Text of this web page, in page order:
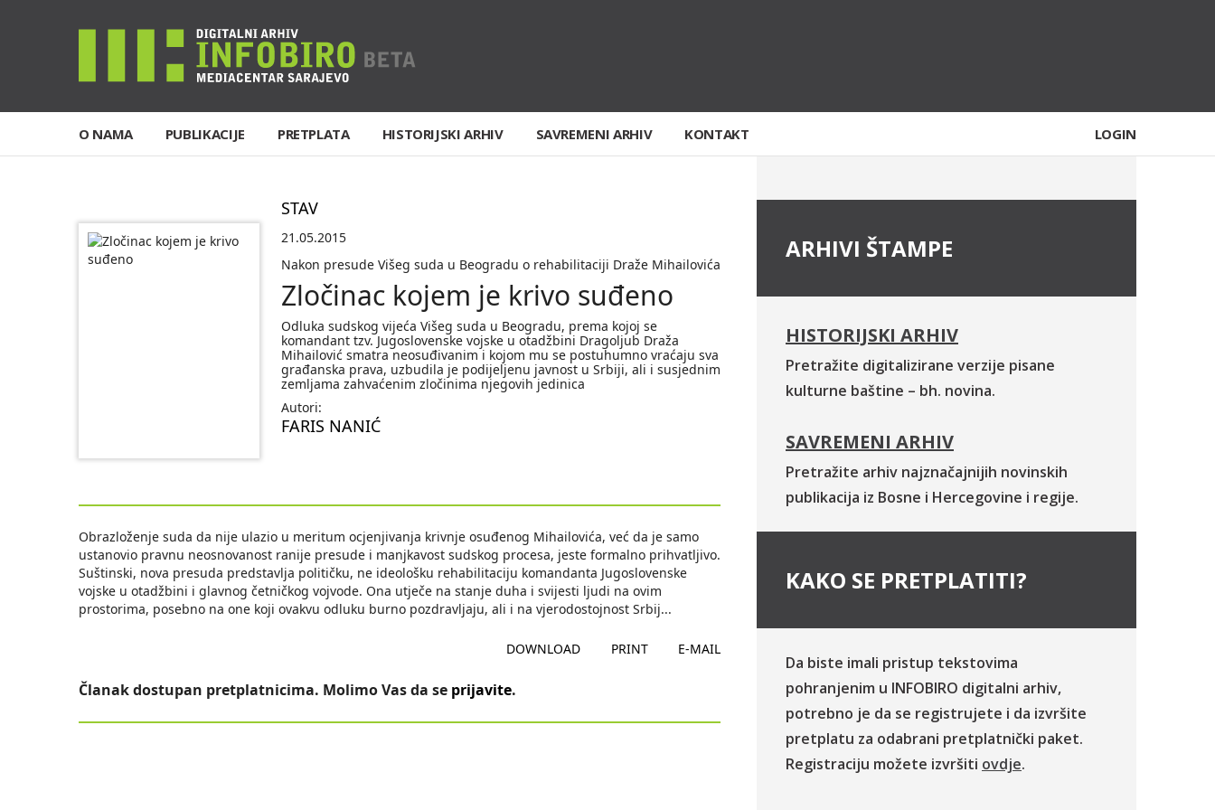
O NAMA PUBLIKACIJE PRETPLATA HISTORIJSKI ARHIV SAVREMENI ARHIV KONTAKT LOGIN
STAV
21.05.2015
Nakon presude Višeg suda u Beogradu o rehabilitaciji Draže Mihailovića
Zločinac kojem je krivo suđeno
Odluka sudskog vijeća Višeg suda u Beogradu, prema kojoj se
komandant tzv. Jugoslovenske vojske u otadžbini Dragoljub Draža
Mihailović smatra neosuđivanim i kojom mu se postuhumno vraćaju sva
građanska prava, uzbudila je podijeljenu javnost u Srbiji, ali i susjednim
zemljama zahvaćenim zločinima njegovih jedinica
Autori:
FARIS NANIĆ
Obrazloženje suda da nije ulazio u meritum ocjenjivanja krivnje osuđenog Mihailovića, već da je samo
ustanovio pravnu neosnovanost ranije presude i manjkavost sudskog procesa, jeste formalno prihvatljivo.
Suštinski, nova presuda predstavlja političku, ne ideološku rehabilitaciju komandanta Jugoslovenske
vojske u otadžbini i glavnog četničkog vojvode. Ona utječe na stanje duha i svijesti ljudi na ovim
prostorima, posebno na one koji ovakvu odluku burno pozdravljaju, ali i na vjerodostojnost Srbij...
DOWNLOAD PRINT E-MAIL
Članak dostupan pretplatnicima. Molimo Vas da se prijavite.
ARHIVI ŠTAMPE
HISTORIJSKI ARHIV
Pretražite digitalizirane verzije pisane
kulturne baštine – bh. novina.
SAVREMENI ARHIV
Pretražite arhiv najznačajnijih novinskih
publikacija iz Bosne i Hercegovine i regije.
KAKO SE PRETPLATITI?
Da biste imali pristup tekstovima
pohranjenim u INFOBIRO digitalni arhiv,
potrebno je da se registrujete i da izvršite
pretplatu za odabrani pretplatnički paket.
Registraciju možete izvršiti ovdje.